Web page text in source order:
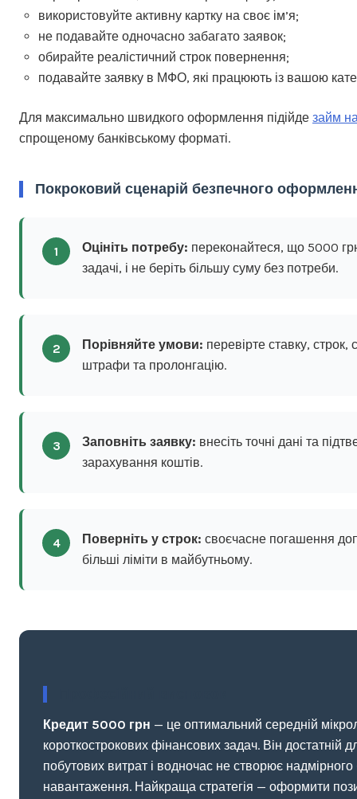
використовуйте активну картку на своє ім’я;
не подавайте одночасно забагато заявок;
обирайте реалістичний строк повернення;
подавайте заявку в МФО, які працюють із вашою
Для максимально швидкого оформлення підійде займ
спрощеному банківському форматі.
Покроковий сценарій безпечного
1 Оцініть потребу: переконайтеся, що 5000
задачі, і не беріть більшу суму без потреби.
2 Порівняйте умови: перевірте ставку,
штрафи та пролонгацію.
3 Заповніть заявку: внесіть точні дані та
зарахування коштів.
4 Поверніть у строк: своєчасне погашення
більші ліміти в майбутньому.
Кредит 5000 грн — це оптимальний середній
короткострокових фінансових задач. Він достатній
побутових витрат і водночас не створює надмірного
навантаження. Найкраща стратегія — оформити